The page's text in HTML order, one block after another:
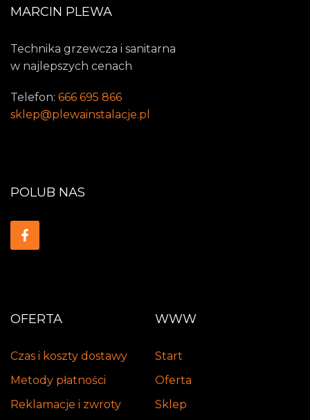
MARCIN PLEWA
Technika grzewcza i sanitarna
w najlepszych cenach
Telefon: 666 695 866
sklep@plewainstalacje.pl
OFERTA
Czas i koszty dostawy
Metody płatności
Reklamacje i zwroty
WWW
Start
Oferta
Sklep
POLUB NAS